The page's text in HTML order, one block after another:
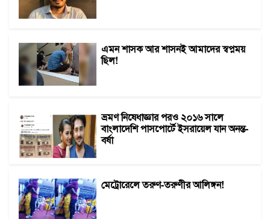
এমন শাসক আর শাসনই আমাদের স্বপ্নময়
ছিল!
ভ্রমণ নিষেধাজ্ঞার পরও ২০১৬ সালে
বাংলাদেশি পাসপোর্টে ইসরায়েল যান অনন্ত-
বর্ষা
মেট্রোরেলে তরুণ-তরুণীর আলিঙ্গন!